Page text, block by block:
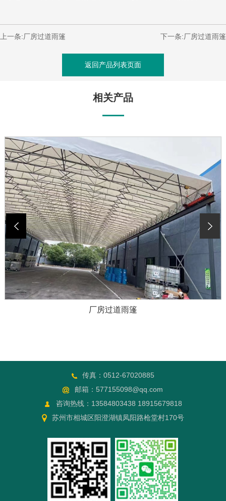
上一条:厂房过道雨篷 下一条:厂房过道雨篷
返回产品列表页面
相关产品
厂房过道雨篷
传真：0512-67020885
邮箱：577155098@qq.com
咨询热线：13584803438 18915679818
苏州市相城区阳澄湖镇凤阳路枪堂村170号